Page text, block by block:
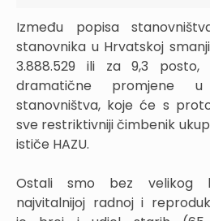
Između popisa
stanovnika u Hrvatskoj
3.888.529 ili za 9,3
dramatične promjene
stanovništva, koje će s
sve restriktivniji čimbenik
ističe HAZU.
Ostali smo bez velikog
najvitalnijoj radnoj i